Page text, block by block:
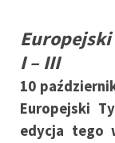
I – III
10
Europejski
edycja tego